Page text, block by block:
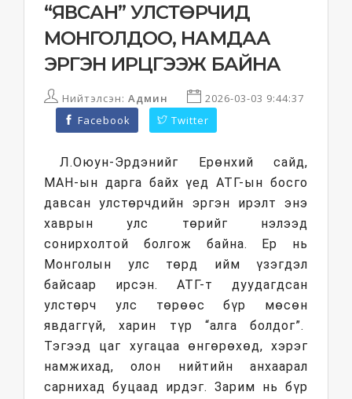
“ЯВСАН” УЛСТӨРЧИД
МОНГОЛДОО, НАМДАА
ЭРГЭН ИРЦГЭЭЖ БАЙНА
Нийтэлсэн: Админ
2026-03-03 9:44:37
Facebook
Twitter
Л.Оюун-Эрдэнийг Ерөнхий сайд,
МАН-ын дарга байх үед АТГ-ын босго
давсан улстөрчдийн эргэн ирэлт энэ
хаврын улс төрийг нэлээд
сонирхолтой болгож байна. Ер нь
Монголын улс төрд ийм үзэгдэл
байсаар ирсэн. АТГ-т дуудагдсан
улстөрч улс төрөөс бүр мөсөн
явдаггүй, харин түр “алга болдог”.
Тэгээд цаг хугацаа өнгөрөхөд, хэрэг
намжихад, олон нийтийн анхаарал
сарнихад буцаад ирдэг. Зарим нь бүр